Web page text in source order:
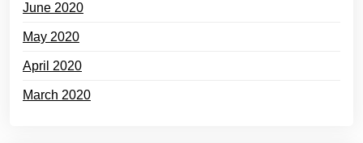
June 2020
May 2020
April 2020
March 2020